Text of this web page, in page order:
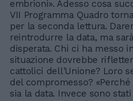
embrioni». Adesso cosa
VII Programma Quadro
per la seconda lettura.
reintrodurre la data, ma
disperata. Chi ci ha messo
situazione dovrebbe
cattolici dell'Unione? Loro
del compromesso?
sia la data. Invece sono